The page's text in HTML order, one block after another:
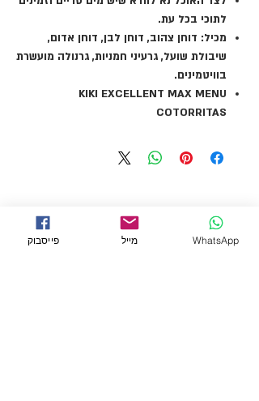
לתוכי בכל עת.
מכיל: דוחן צהוב, דוחן לבן, דוחן אדום,
שיבולת שועל, גרעיני חמניות, גרנולה מועשרת
בוויטמינים.
KIKI EXCELLENT MAX MENU
COTORRITAS
פייסבוק מייל WhatsApp